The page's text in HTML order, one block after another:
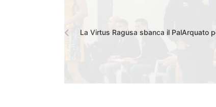
La Virtus Ragusa sbanca il PalArquato